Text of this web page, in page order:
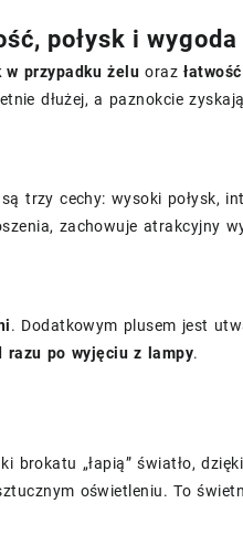
połysk i wygoda
w przypadku żelu oraz
dłużej, a paznokcie
trzy cechy: wysoki połysk,
zachowuje atrakcyjny
. Dodatkowym plusem jest
razu po wyjęciu z lampy.
„łapią” światło,
oświetleniu. To